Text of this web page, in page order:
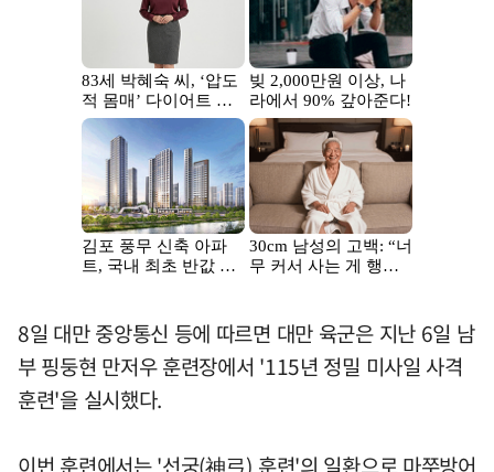
8일 대만 중앙통신 등에 따르면 대만 육군은 지난 6일 남
부 핑둥현 만저우 훈련장에서 '115년 정밀 미사일 사격
훈련'을 실시했다.
이번 훈련에서는 '선궁(神弓) 훈련'의 일환으로 마쭈방어